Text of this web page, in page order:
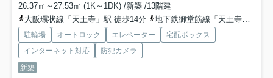
26.37㎡～27.53㎡ (1K～1DK) /新築 /13階建
大阪環状線「天王寺」駅 徒歩14分
地下鉄御堂筋線「天王寺」駅 徒歩14分
駐輪場 オートロック エレベーター
宅配ボックス
インターネット対応
防犯カメラ
新築